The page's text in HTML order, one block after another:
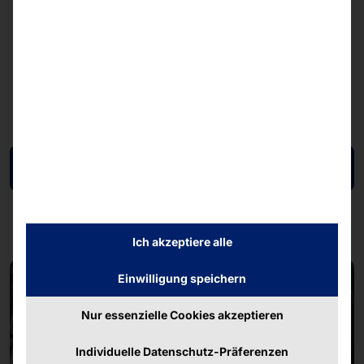
Ich akzeptiere alle
Einwilligung speichern
Nur essenzielle Cookies akzeptieren
Individuelle Datenschutz-Präferenzen